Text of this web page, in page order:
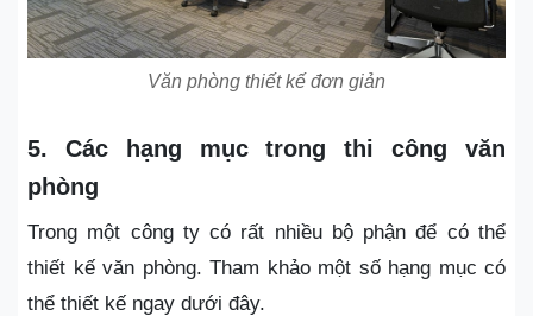
Văn phòng thiết kế đơn giản
5. Các hạng mục trong thi công văn
phòng
Trong một công ty có rất nhiều bộ phận để có thể
thiết kế văn phòng. Tham khảo một số hạng mục có
thể thiết kế ngay dưới đây.